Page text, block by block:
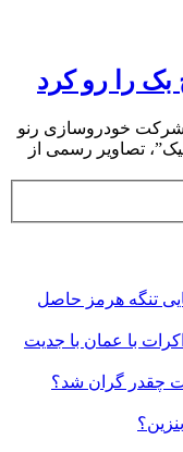
را رو کرد
شرکت خودروسازی رنو
تصاویر رسمی از
تنگه هرمز حاصل
با عمان با جدیت